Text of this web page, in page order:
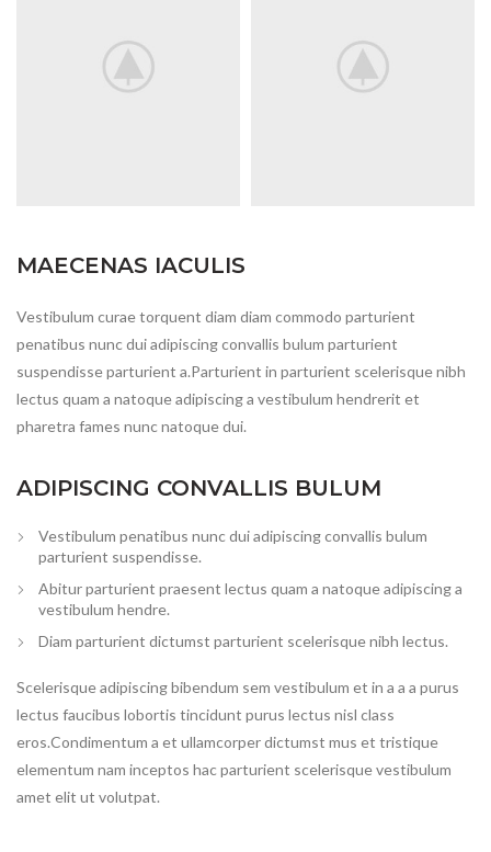
MAECENAS IACULIS
Vestibulum curae torquent diam diam commodo parturient
penatibus nunc dui adipiscing convallis bulum parturient
suspendisse parturient a.Parturient in parturient scelerisque nibh
lectus quam a natoque adipiscing a vestibulum hendrerit et
pharetra fames nunc natoque dui.
ADIPISCING CONVALLIS BULUM
Vestibulum penatibus nunc dui adipiscing convallis bulum
parturient suspendisse.
Abitur parturient praesent lectus quam a natoque adipiscing a
vestibulum hendre.
Diam parturient dictumst parturient scelerisque nibh lectus.
Scelerisque adipiscing bibendum sem vestibulum et in a a a purus
lectus faucibus lobortis tincidunt purus lectus nisl class
eros.Condimentum a et ullamcorper dictumst mus et tristique
elementum nam inceptos hac parturient scelerisque vestibulum
amet elit ut volutpat.